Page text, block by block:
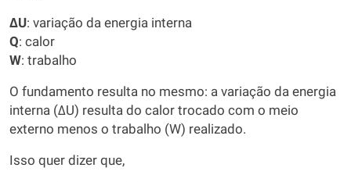
ΔU: variação da energia interna
Q: calor
W: trabalho
O fundamento resulta no mesmo: a variação da energia
interna (ΔU) resulta do calor trocado com o meio
externo menos o trabalho (W) realizado.
Isso quer dizer que,